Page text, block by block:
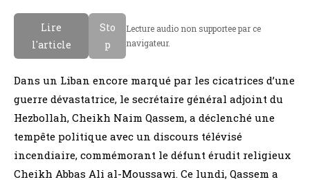
Lire
l'article
Sto
p
Lecture audio non supportee par ce
navigateur.
Dans un Liban encore marqué par les cicatrices d’une
guerre dévastatrice, le secrétaire général adjoint du
Hezbollah, Cheikh Naim Qassem, a déclenché une
tempête politique avec un discours télévisé
incendiaire, commémorant le défunt érudit religieux
Cheikh Abbas Ali al-Moussawi. Ce lundi, Qassem a